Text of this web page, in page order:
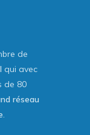
de
qui avec
de 80
réseau
.